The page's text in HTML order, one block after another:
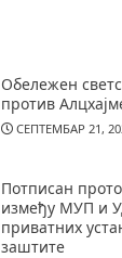
Обележен
против
СЕПТЕМБАР 21,
Потписан
између МУП и
приватних
заштите